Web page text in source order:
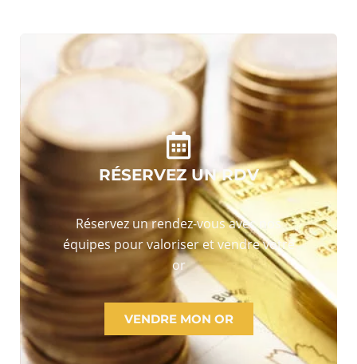
RÉSERVEZ UN RDV
Réservez un rendez-vous avec nos
équipes pour valoriser et vendre votre
or
VENDRE MON OR